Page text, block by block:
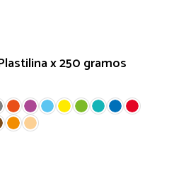
x 250 gramos